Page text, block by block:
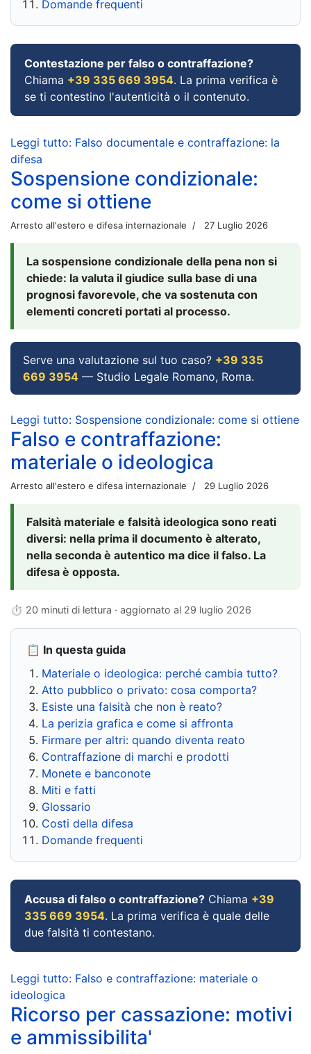
Domande frequenti
Contestazione per falso o contraffazione?
Chiama +39 335 669 3954. La prima verifica è
se ti contestino l'autenticità o il contenuto.
Leggi tutto: Falso documentale e contraffazione: la
difesa
Sospensione condizionale:
come si ottiene
Arresto all'estero e difesa internazionale 27 Luglio 2026
La sospensione condizionale della pena non si
chiede: la valuta il giudice sulla base di una
prognosi favorevole, che va sostenuta con
elementi concreti portati al processo.
Serve una valutazione sul tuo caso? +39 335
669 3954 — Studio Legale Romano, Roma.
Leggi tutto: Sospensione condizionale: come si ottiene
Falso e contraffazione:
materiale o ideologica
Arresto all'estero e difesa internazionale 29 Luglio 2026
Falsità materiale e falsità ideologica sono reati
diversi: nella prima il documento è alterato,
nella seconda è autentico ma dice il falso. La
difesa è opposta.
⏱ 20 minuti di lettura · aggiornato al 29 luglio 2026
📋 In questa guida
Materiale o ideologica: perché cambia tutto?
Atto pubblico o privato: cosa comporta?
Esiste una falsità che non è reato?
La perizia grafica e come si affronta
Firmare per altri: quando diventa reato
Contraffazione di marchi e prodotti
Monete e banconote
Miti e fatti
Glossario
Costi della difesa
Domande frequenti
Accusa di falso o contraffazione? Chiama +39
335 669 3954. La prima verifica è quale delle
due falsità ti contestano.
Leggi tutto: Falso e contraffazione: materiale o
ideologica
Ricorso per cassazione: motivi
e ammissibilita'